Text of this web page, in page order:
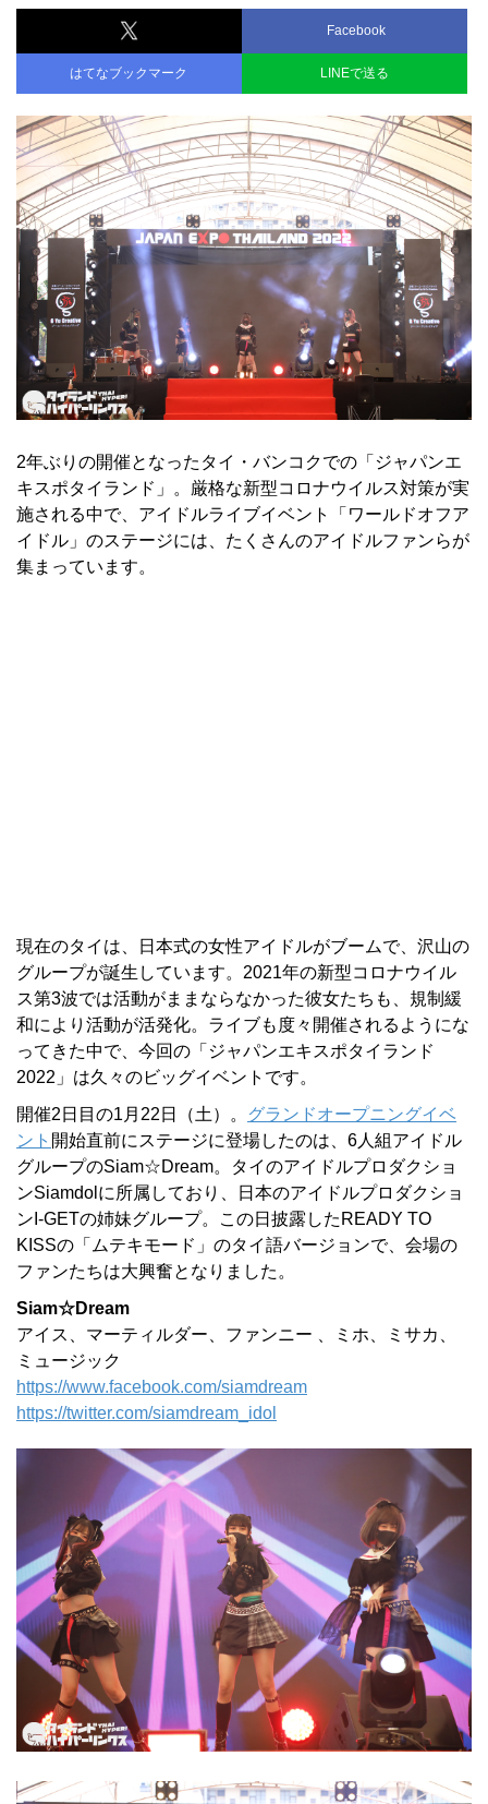
Facebook
はてなブックマーク LINEで送る
2年ぶりの開催となったタイ・バンコクでの「ジャパンエ
キスポタイランド」。厳格な新型コロナウイルス対策が実
施される中で、アイドルライブイベント「ワールドオフア
イドル」のステージには、たくさんのアイドルファンらが
集まっています。
現在のタイは、日本式の女性アイドルがブームで、沢山の
グループが誕生しています。2021年の新型コロナウイル
ス第3波では活動がままならなかった彼女たちも、規制緩
和により活動が活発化。ライブも度々開催されるようにな
ってきた中で、今回の「ジャパンエキスポタイランド
2022」は久々のビッグイベントです。
開催2日目の1月22日（土）。 グランドオープニングイベ
ント 開始直前にステージに登場したのは、6人組アイドル
グループのSiam☆Dream。タイのアイドルプロダクショ
ンSiamdolに所属しており、日本のアイドルプロダクショ
ンI-GETの姉妹グループ。この日披露したREADY TO
KISSの「ムテキモード」のタイ語バージョンで、会場の
ファンたちは大興奮となりました。
Siam☆Dream
アイス、マーティルダー、ファンニー 、ミホ、ミサカ、
ミュージック
https://www.facebook.com/siamdream
https://twitter.com/siamdream_idol